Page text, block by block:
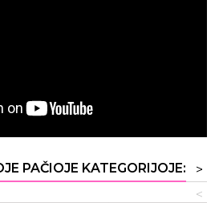
PAČIOJE KATEGORIJOJE:
>
<